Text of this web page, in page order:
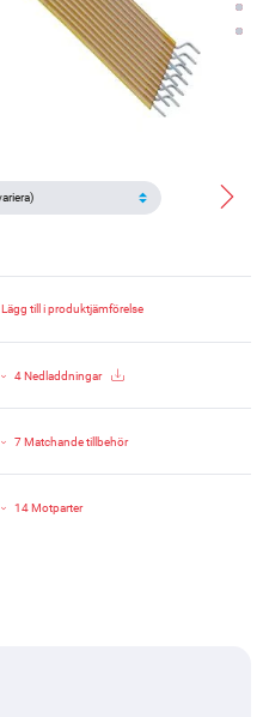
Lägg till i produktjämförelse
4 Nedladdningar
7 Matchande tillbehör
14 Motparter